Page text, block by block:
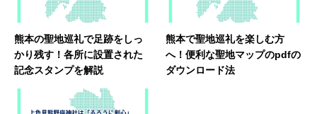
熊本の聖地巡礼で足跡をしっ
かり残す！各所に設置された
記念スタンプを解説
熊本で聖地巡礼を楽しむ方
へ！便利な聖地マップのpdfの
ダウンロード法